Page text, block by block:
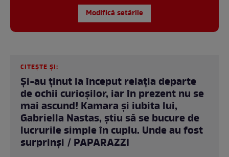
Modifică setările
CITEȘTE ȘI:
Și-au ținut la început relația departe
de ochii curioșilor, iar în prezent nu se
mai ascund! Kamara și iubita lui,
Gabriella Nastas, știu să se bucure de
lucrurile simple în cuplu. Unde au fost
surprinși / PAPARAZZI